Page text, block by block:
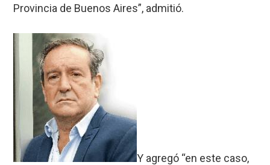
Provincia de Buenos Aires”, admitió.
Y agregó “en este caso,